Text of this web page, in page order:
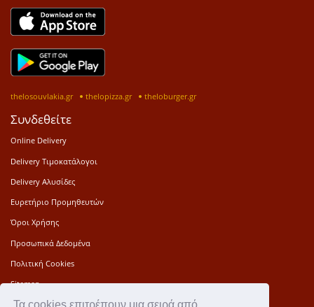
Τα cookies επιτρέπουν μια σειρά από
thelosouvlakia.gr thelopizza.gr theloburger.gr
Συνδεθείτε
Online Delivery
Delivery Τιμοκατάλογοι
Delivery Αλυσίδες
Ευρετήριο Προμηθευτών
Όροι Χρήσης
Προσωπικά Δεδομένα
Πολιτική Cookies
Sitemap
Press Kit